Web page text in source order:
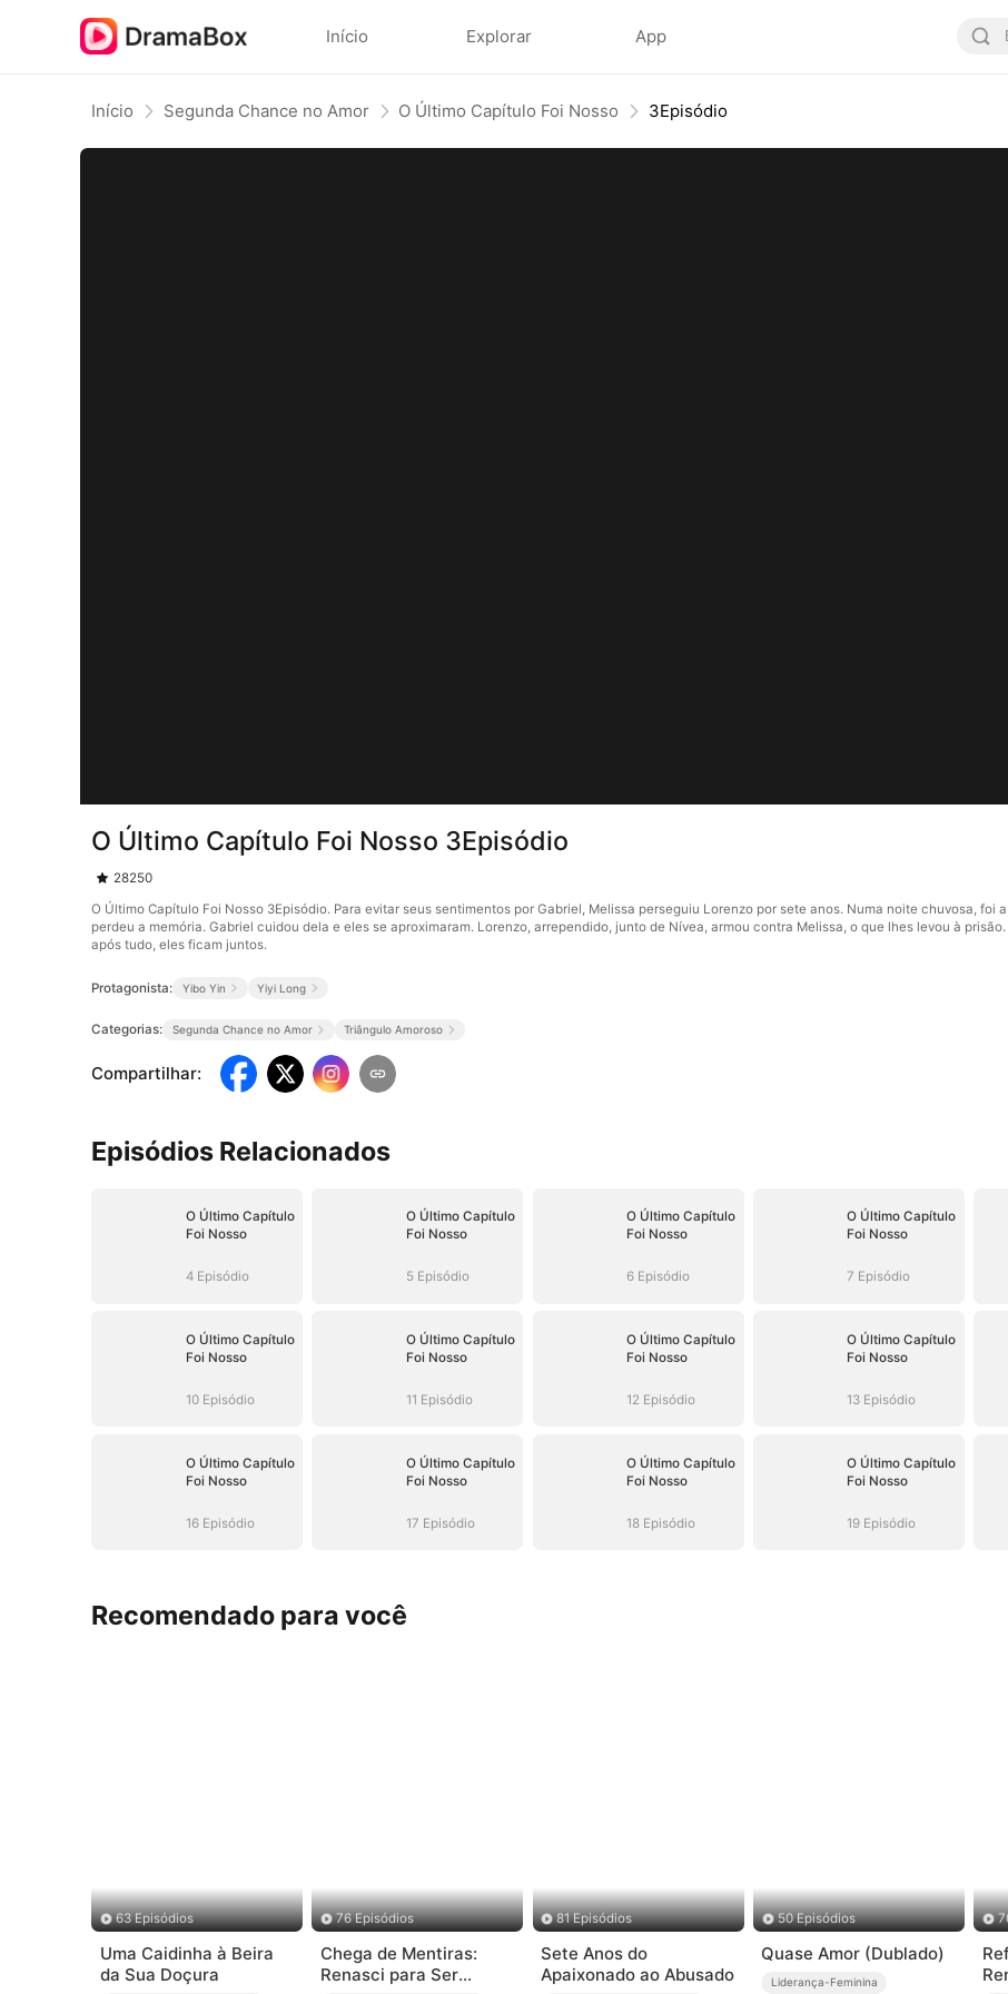
Início Explorar App
Início Segunda Chance no Amor O Último Capítulo Foi Nosso 3Episódio
O Último Capítulo Foi Nosso 3Episódio
28250
O Último Capítulo Foi Nosso 3Episódio. Para evitar seus sentimentos por Gabriel, Melissa perseguiu Lorenzo por sete anos. Numa noite chuvosa,
perdeu a memória. Gabriel cuidou dela e eles se aproximaram. Lorenzo, arrependido, junto de Nívea, armou contra Melissa, o que lhes levou à
após tudo, eles ficam juntos.
Protagonista: Yibo Yin Yiyi Long
Categorias: Segunda Chance no Amor Triângulo Amoroso
Compartilhar:
Episódios Relacionados
O Último Capítulo
Foi Nosso
4 Episódio
O Último Capítulo
Foi Nosso
5 Episódio
O Último Capítulo
Foi Nosso
6 Episódio
O Último Capítulo
Foi Nosso
7 Episódio
O Último Capítulo
Foi Nosso
10 Episódio
O Último Capítulo
Foi Nosso
11 Episódio
O Último Capítulo
Foi Nosso
12 Episódio
O Último Capítulo
Foi Nosso
13 Episódio
O Último Capítulo
Foi Nosso
16 Episódio
O Último Capítulo
Foi Nosso
17 Episódio
O Último Capítulo
Foi Nosso
18 Episódio
O Último Capítulo
Foi Nosso
19 Episódio
Recomendado para você
63 Episódios
Uma Caidinha à Beira
da Sua Doçura
76 Episódios
Chega de Mentiras:
Renasci para Ser
81 Episódios
Sete Anos do
Apaixonado ao Abusado
50 Episódios
Quase Amor (Dublado)
Liderança-Feminina